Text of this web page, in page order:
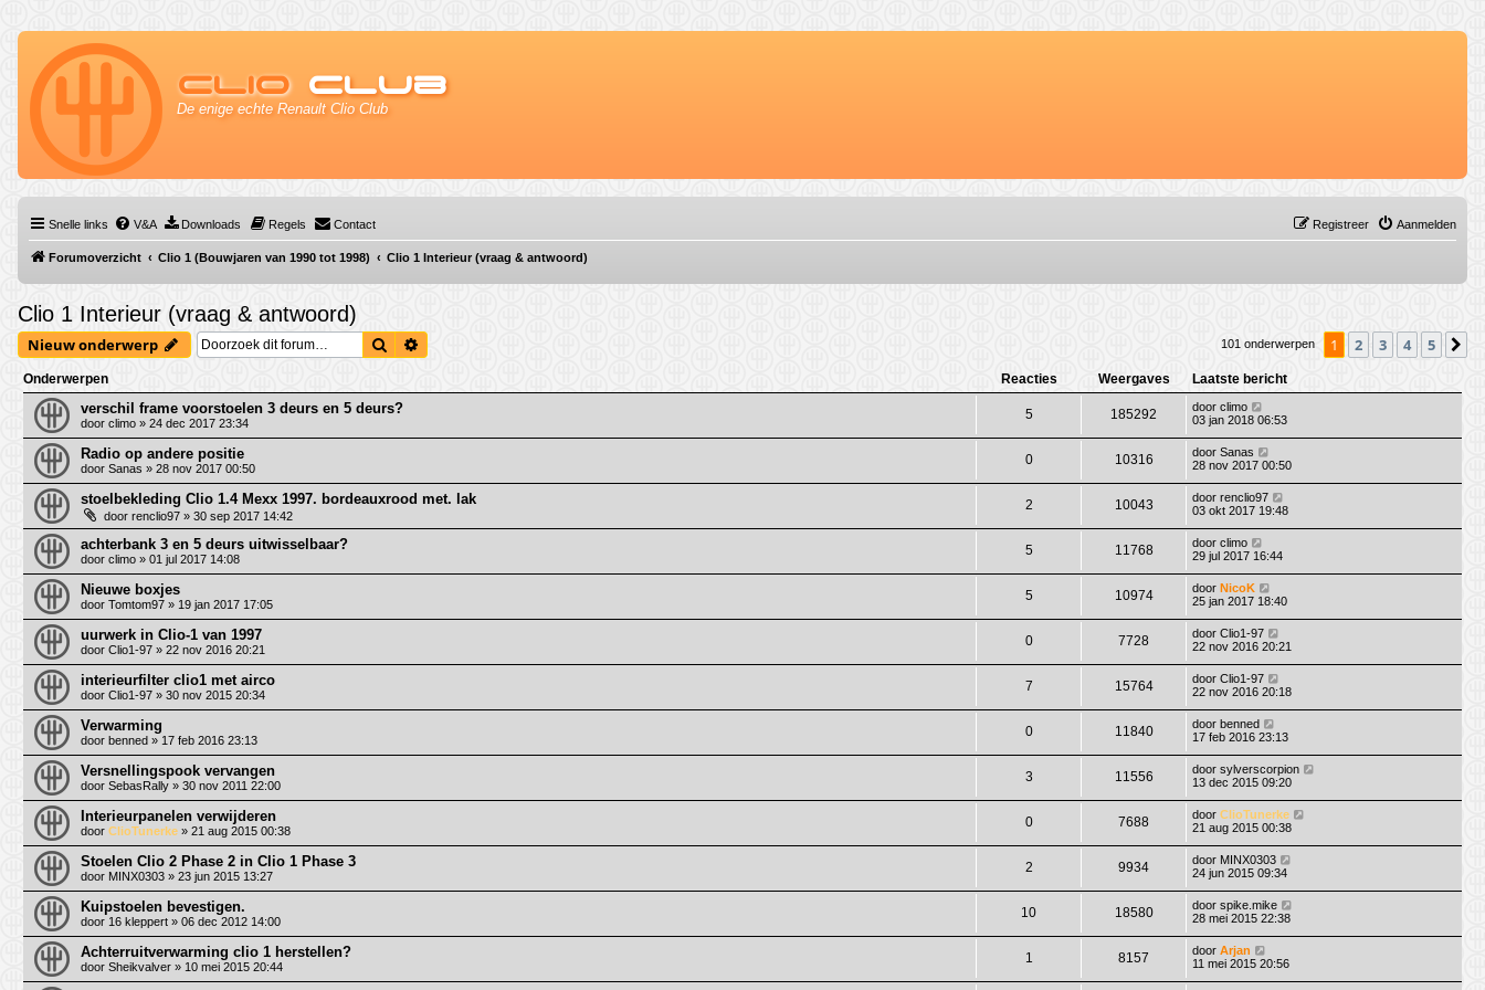
Clio Club
De enige echte Renault Clio Club
Snelle links V&A Downloads Regels Contact Aanmelden
Registreer
Forumoverzicht Clio 1 (Bouwjaren van 1990 tot 1998) Clio 1 Interieur (vraag & antwoord)
Clio 1 Interieur (vraag & antwoord)
Nieuw onderwerp Zoek 101 onderwerpen 1 2 3 4 5
Onderwerpen Reacties Weergaves Laatste bericht
verschil frame voorstoelen 3 deurs en 5 deurs?
door climo » 24 dec 2017 23:34
5 185292 door climo
03 jan 2018 06:53
Radio op andere positie
door Sanas » 28 nov 2017 00:50
0 10316 door Sanas
28 nov 2017 00:50
stoelbekleding Clio 1.4 Mexx 1997. bordeauxrood met. lak
door renclio97 » 30 sep 2017 14:42
2 10043 door renclio97
03 okt 2017 19:48
achterbank 3 en 5 deurs uitwisselbaar?
door climo » 01 jul 2017 14:08
5 11768 door climo
29 jul 2017 16:44
Nieuwe boxjes
door Tomtom97 » 19 jan 2017 17:05
5 10974 door NicoK
25 jan 2017 18:40
uurwerk in Clio-1 van 1997
door Clio1-97 » 22 nov 2016 20:21
0 7728 door Clio1-97
22 nov 2016 20:21
interieurfilter clio1 met airco
door Clio1-97 » 30 nov 2015 20:34
7 15764 door Clio1-97
22 nov 2016 20:18
Verwarming
door benned » 17 feb 2016 23:13
0 11840 door benned
17 feb 2016 23:13
Versnellingspook vervangen
door SebasRally » 30 nov 2011 22:00
3 11556 door sylverscorpion
13 dec 2015 09:20
Interieurpanelen verwijderen
door ClioTunerke » 21 aug 2015 00:38
0 7688 door ClioTunerke
21 aug 2015 00:38
Stoelen Clio 2 Phase 2 in Clio 1 Phase 3
door MINX0303 » 23 jun 2015 13:27
2 9934 door MINX0303
24 jun 2015 09:34
Kuipstoelen bevestigen.
door 16 kleppert » 06 dec 2012 14:00
10 18580 door spike.mike
28 mei 2015 22:38
Achterruitverwarming clio 1 herstellen?
door Sheikvalver » 10 mei 2015 20:44
1 8157 door Arjan
11 mei 2015 20:56